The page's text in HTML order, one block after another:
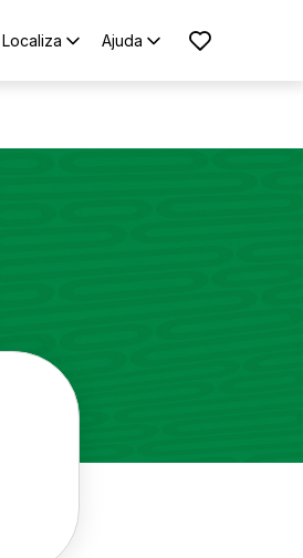
Localiza Ajuda